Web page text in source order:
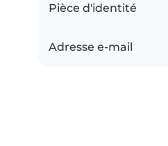
Pièce d'identité
Adresse e-mail